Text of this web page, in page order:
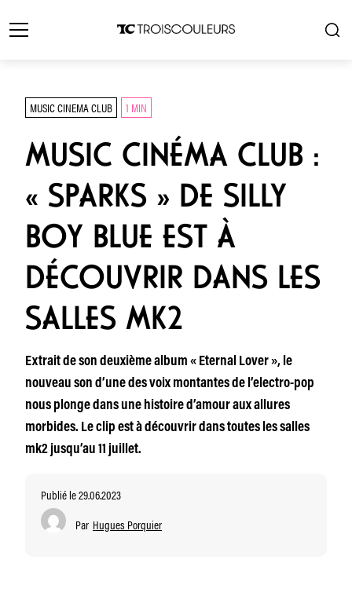
MUSIC CINEMA CLUB 1 MIN
MUSIC CINÉMA CLUB :
« SPARKS » DE SILLY
BOY BLUE EST À
DÉCOUVRIR DANS LES
SALLES MK2
Extrait de son deuxième album « Eternal Lover », le
nouveau son d’une des voix montantes de l’electro-pop
nous plonge dans une histoire d’amour aux allures
morbides. Le clip est à découvrir dans toutes les salles
mk2 jusqu’au 11 juillet.
Publié le 29.06.2023
Par Hugues Porquier